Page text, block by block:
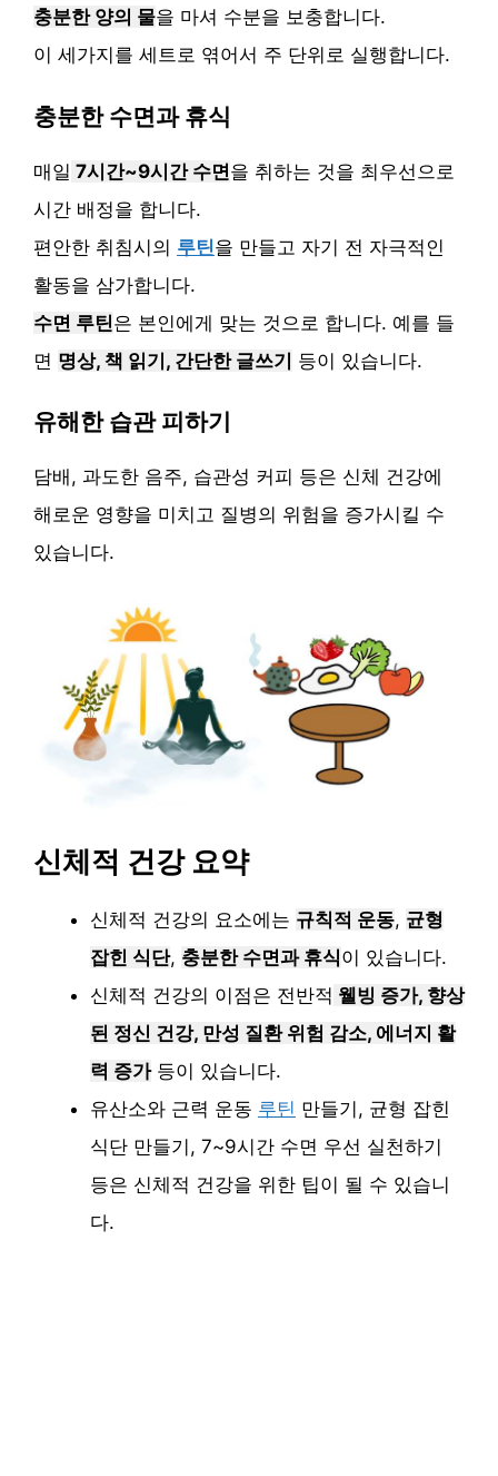
충분한 양의 물을 마셔 수분을 보충합니다.
이 세가지를 세트로 엮어서 주 단위로 실행합니다.
충분한 수면과 휴식
매일 7시간~9시간 수면을 취하는 것을 최우선으로
시간 배정을 합니다.
편안한 취침시의 루틴을 만들고 자기 전 자극적인
활동을 삼가합니다.
수면 루틴은 본인에게 맞는 것으로 합니다. 예를 들
면 명상, 책 읽기, 간단한 글쓰기 등이 있습니다.
유해한 습관 피하기
담배, 과도한 음주, 습관성 커피 등은 신체 건강에
해로운 영향을 미치고 질병의 위험을 증가시킬 수
있습니다.
신체적 건강 요약
신체적 건강의 요소에는 규칙적 운동, 균형
잡힌 식단, 충분한 수면과 휴식이 있습니다.
신체적 건강의 이점은 전반적 웰빙 증가, 향상
된 정신 건강, 만성 질환 위험 감소, 에너지 활
력 증가등이 있습니다.
유산소와 근력 운동 루틴 만들기, 균형 잡힌
식단 만들기, 7~9시간 수면 우선 실천하기
등은 신체적 건강을 위한 팁이 될 수 있습니
다.